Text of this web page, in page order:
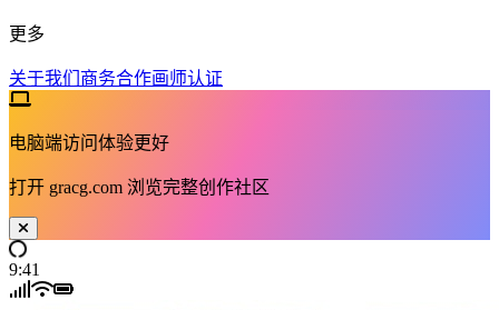
更多
关于我们 商务合作画师认证
电脑端访问体验更好
打开 gracg.com 浏览完整创作社区
9:41